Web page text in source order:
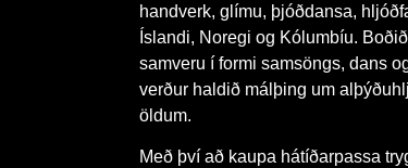
handverk, glímu, þjóðdansa,
Íslandi, Noregi og Kólumbíu.
samveru í formi samsöngs, dans
verður haldið málþing um
öldum.
Með því að kaupa hátíðarpassa